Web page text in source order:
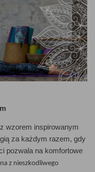
wzorem inspirowanym
za każdym razem, gdy
pozwala na komfortowe
z nieszkodliwego